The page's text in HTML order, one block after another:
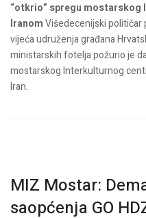
“otkrio” spregu mostarskog
IranomVišedecenijski političar
vijeća udruženja građana
ministarskih fotelja požurio je
mostarskog Interkulturnog
Iran.
MIZ Mostar:
saopćenja GO